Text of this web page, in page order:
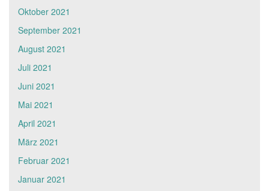
Oktober 2021
September 2021
August 2021
Juli 2021
Juni 2021
Mai 2021
April 2021
März 2021
Februar 2021
Januar 2021